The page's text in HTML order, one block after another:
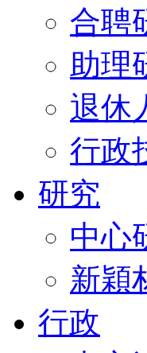
合聘
助理
退休
行政
研究
中心
新穎
行政